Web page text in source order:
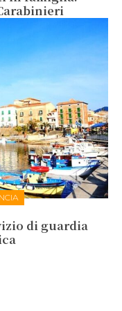
di guardia